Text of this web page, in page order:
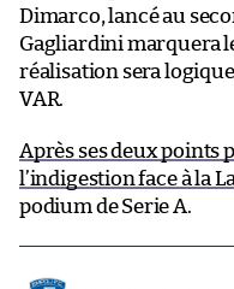
Dimarco, lancé au
Gagliardini marquera
réalisation sera
VAR.
Après ses deux points
l’indigestion face à la
podium de Serie A.